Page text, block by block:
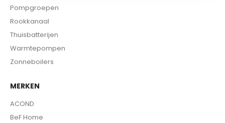
Pompgroepen
Rookkanaal
Thuisbatterijen
Warmtepompen
Zonneboilers
MERKEN
ACOND
BeF Home